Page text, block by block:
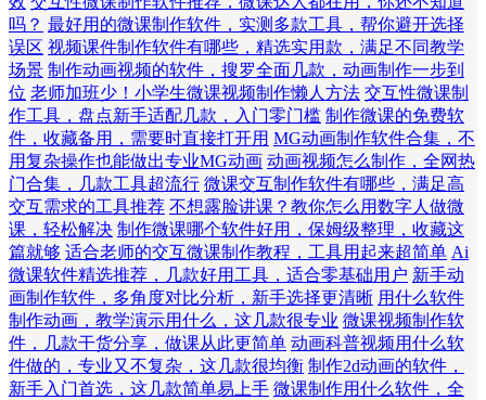
吗？ 最好用的微课制作软件，实测多款工具，帮你避开选择
误区 视频课件制作软件有哪些，精选实用款，满足不同教学
场景 制作动画视频的软件，搜罗全面几款，动画制作一步到
位 老师加班少！小学生微课视频制作懒人方法 交互性微课制
作工具，盘点新手适配几款，入门零门槛 制作微课的免费软
件，收藏备用，需要时直接打开用 MG动画制作软件合集，不
用复杂操作也能做出专业MG动画 动画视频怎么制作，全网热
门合集，几款工具超流行 微课交互制作软件有哪些，满足高
交互需求的工具推荐 不想露脸讲课？教你怎么用数字人做微
课，轻松解决 制作微课哪个软件好用，保姆级整理，收藏这
篇就够 适合老师的交互微课制作教程，工具用起来超简单 Ai
微课软件精选推荐，几款好用工具，适合零基础用户 新手动
画制作软件，多角度对比分析，新手选择更清晰 用什么软件
制作动画，教学演示用什么，这几款很专业 微课视频制作软
件，几款干货分享，做课从此更简单 动画科普视频用什么软
件做的，专业又不复杂，这几款很均衡 制作2d动画的软件，
新手入门首选，这几款简单易上手 微课制作用什么软件，全